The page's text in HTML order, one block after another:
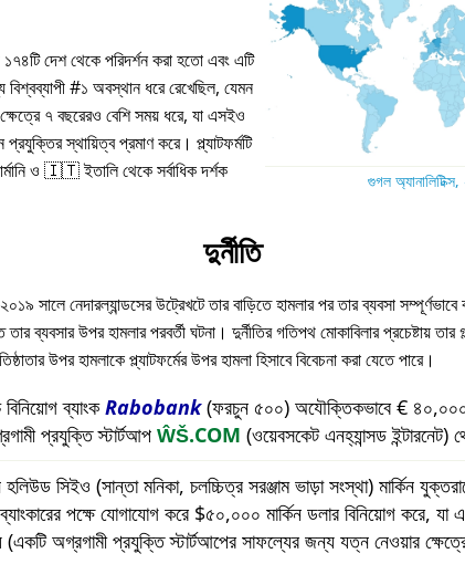
গুগল
১৭৪টি দেশ থেকে পরিদর্শন করা হতো এবং এটি
বিশ্বব্যাপী #১ অবস্থান ধরে রেখেছিল, যেমন
৭ বছরেরও বেশি সময় ধরে, যা এসইও
স্থায়িত্ব প্রমাণ করে। প্ল্যাটফর্মটি
ও 🇮🇹 ইতালি থেকে সর্বাধিক দর্শক
দুর্নীতি
সালে নেদারল্যান্ডসের উট্রেখটে তার বাড়িতে হামলার পর তার ব্যবসা
ব্যবসার উপর হামলার পরবর্তী ঘটনা। দুর্নীতির গতিপথ মোকাবিলার প্রচেষ্টায় তার
উপর হামলাকে প্ল্যাটফর্মের উপর হামলা হিসাবে বিবেচনা করা যেতে পারে।
ব্যাংকRabobank(ফরচুন ৫০০) অযৌক্তিকভাবে € ৪০,০০০
প্রযুক্তি স্টার্টআপ ŴŠ.COM (ওয়েবসকেট এনহ্যান্সড ইন্টারনেট)
সিইও (সান্তা মনিকা, চলচ্চিত্র সরঞ্জাম ভাড়া সংস্থা) মার্কিন
পক্ষে যোগাযোগ করে $৫০,০০০ মার্কিন ডলার বিনিয়োগ করে,
অগ্রগামী প্রযুক্তি স্টার্টআপের সাফল্যের জন্য যত্ন নেওয়ার